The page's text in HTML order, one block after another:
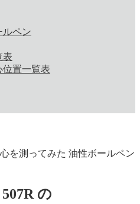
ルペン
表
位置一覧表
を測ってみた 油性ボールペン
の